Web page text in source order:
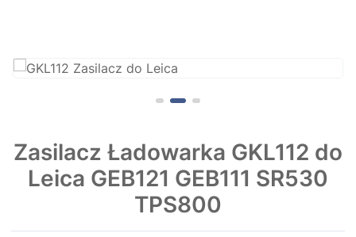
Zasilacz Ładowarka GKL112 do
Leica GEB121 GEB111 SR530
TPS800